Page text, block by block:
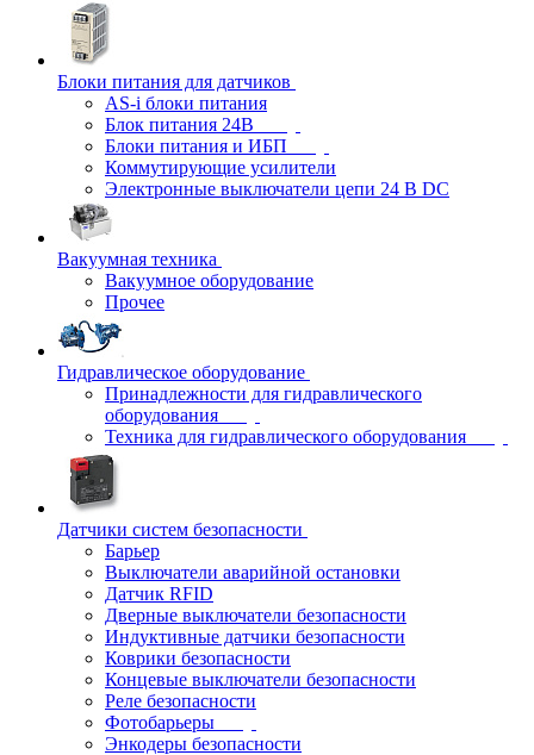
Блоки питания для датчиков
AS-i блоки питания
Блок питания 24В
Блоки питания и ИБП
Коммутирующие усилители
Электронные выключатели цепи 24 В DC
Вакуумная техника
Вакуумное оборудование
Прочее
Гидравлическое оборудование
Принадлежности для гидравлического
оборудования
Техника для гидравлического оборудования
Датчики систем безопасности
Барьер
Выключатели аварийной остановки
Датчик RFID
Дверные выключатели безопасности
Индуктивные датчики безопасности
Коврики безопасности
Концевые выключатели безопасности
Реле безопасности
Фотобарьеры
Энкодеры безопасности